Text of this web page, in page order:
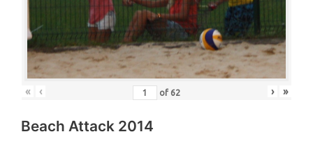
« ‹ of 62 › »
Beach Attack 2014